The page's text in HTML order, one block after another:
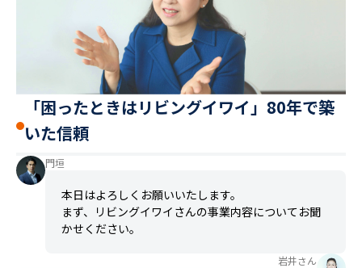
「困ったときはリビングイワイ」80年で築
いた信頼
門垣
本日はよろしくお願いいたします。
まず、リビングイワイさんの事業内容についてお聞
かせください。
岩井さん